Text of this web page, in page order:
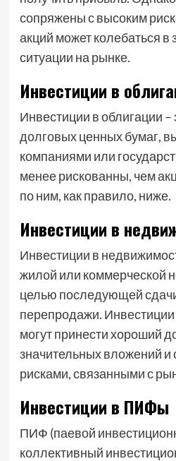
сопряжены с высоким
акций может колебаться в
ситуации на рынке.
Инвестиции в
Инвестиции в облигации –
долговых ценных бумаг,
компаниями или
менее рискованны, чем
по ним, как правило, ниже.
Инвестиции в
Инвестиции в
жилой или коммерческой
целью последующей
перепродажи.
могут принести хороший
значительных вложений и
рисками, связанными с
Инвестиции в ПИФы
ПИФ (паевой
коллективный